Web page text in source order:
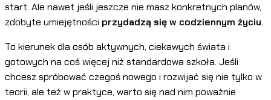
start. Ale nawet jeśli jeszcze nie masz konkretnych planów,
zdobyte umiejętności przydadzą się w codziennym życiu.
To kierunek dla osób aktywnych, ciekawych świata i
gotowych na coś więcej niż standardowa szkoła. Jeśli
chcesz spróbować czegoś nowego i rozwijać się nie tylko w
teorii, ale też w praktyce, warto się nad nim poważnie